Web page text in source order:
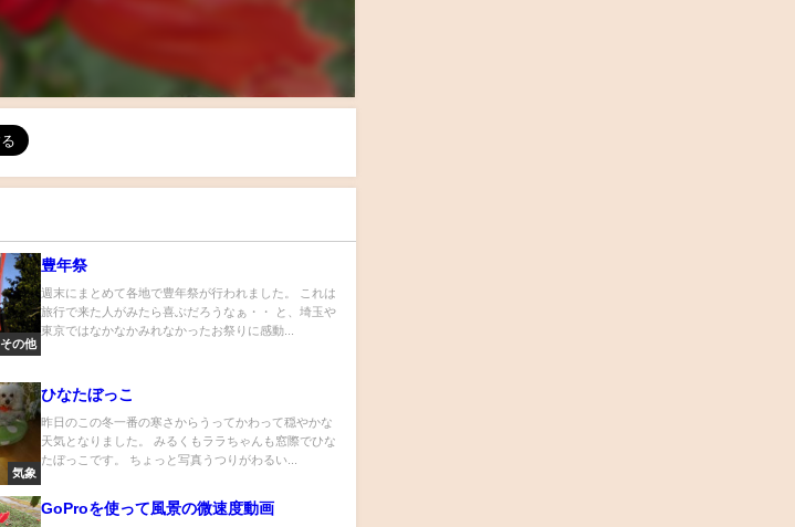
その他
豊年祭
週末にまとめて各地で豊年祭が行われました。 これは
旅行で来た人がみたら喜ぶだろうなぁ・・ と、埼玉や
東京ではなかなかみれなかったお祭りに感動...
気象
ひなたぼっこ
昨日のこの冬一番の寒さからうってかわって穏やかな
天気となりました。 みるくもララちゃんも窓際でひな
たぼっこです。 ちょっと写真うつりがわるい...
GoProを使って風景の微速度動画